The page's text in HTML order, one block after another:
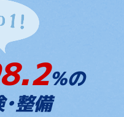
%の
整備